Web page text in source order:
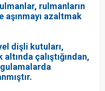
rulmanların
aşınmayı azaltmak
dişli kutuları,
altında çalıştığından,